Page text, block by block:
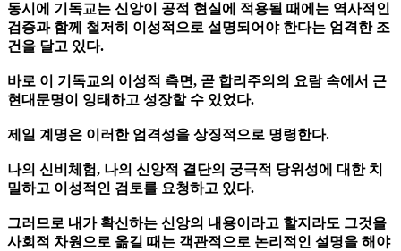
동시에 기독교는 신앙이 공적 현실에 적용될 때에는 역사적인
검증과 함께 철저히 이성적으로 설명되어야 한다는 엄격한 조
건을 달고 있다.
바로 이 기독교의 이성적 측면, 곧 합리주의의 요람 속에서 근
현대문명이 잉태하고 성장할 수 있었다.
제일 계명은 이러한 엄격성을 상징적으로 명령한다.
나의 신비체험, 나의 신앙적 결단의 궁극적 당위성에 대한 치
밀하고 이성적인 검토를 요청하고 있다.
그러므로 내가 확신하는 신앙의 내용이라고 할지라도 그것을
사회적 차원으로 옮길 때는 객관적으로 논리적인 설명을 해야